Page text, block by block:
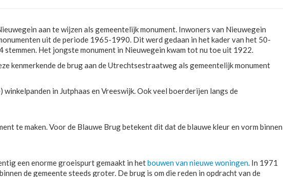
aan te wijzen als gemeentelijk monument. Inwoners van Nieuwegein
uit de periode 1965-1990. Dit werd gedaan in het kader van het 50-
Het jongste monument in Nieuwegein kwam tot nu toe uit 1922.
kenmerkende de brug aan de Utrechtsestraatweg als gemeentelijk monument
in Jutphaas en Vreeswijk. Ook veel boerderijen langs de
te maken. Voor de Blauwe Brug betekent dit dat de blauwe kleur en vorm binnen
een enorme groeispurt gemaakt in hetbouwen van nieuwe woningen. In 1971
de gemeente steeds groter. De brug is om die reden in opdracht van de